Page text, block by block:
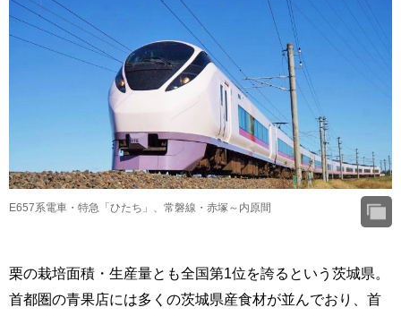
E657系電車・特急「ひたち」、常磐線・赤塚～内原間
栗の栽培面積・生産量とも全国第1位を誇るという茨城県。
首都圏の青果店には多くの茨城県産食材が並んでおり、首